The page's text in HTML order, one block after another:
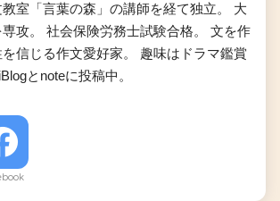
室「言葉の森」の講師を経て独立。 大
攻。 社会保険労務士試験合格。 文を作
信じる作文愛好家。 趣味はドラマ鑑賞
とnoteに投稿中。